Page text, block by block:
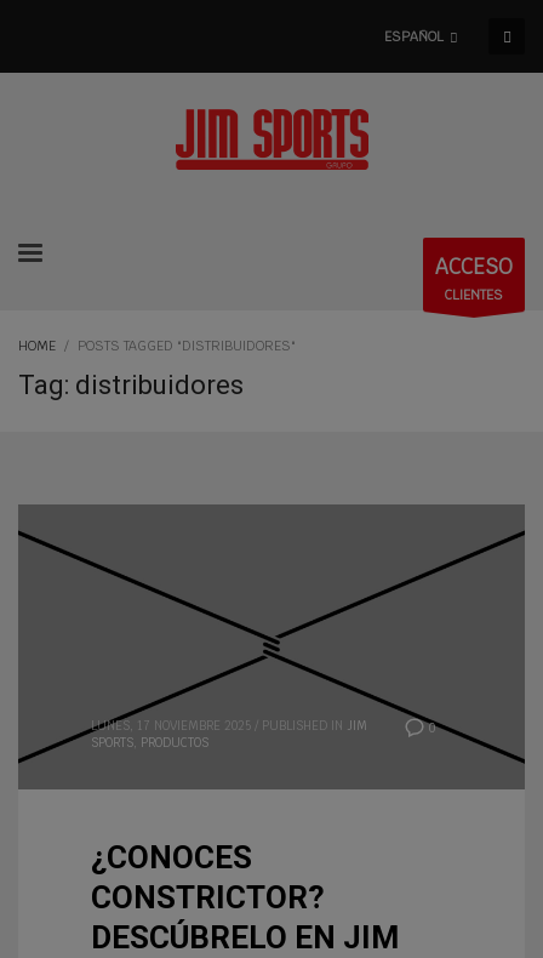
ESPAÑOL
ACCESO
CLIENTES
HOME POSTS TAGGED "DISTRIBUIDORES"
Tag: distribuidores
0
LUNES, 17 NOVIEMBRE 2025 PUBLISHED IN
JIM
SPORTS, PRODUCTOS
¿CONOCES
CONSTRICTOR?
DESCÚBRELO EN JIM